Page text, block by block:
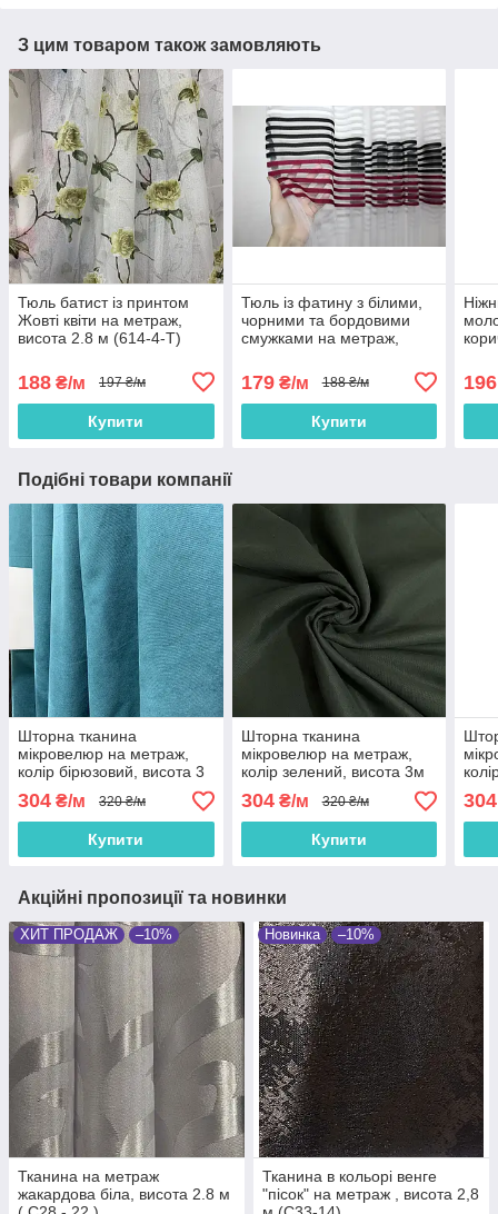
З цим товаром також замовляють
Тюль батист із принтом
Жовті квіти на метраж,
висота 2.8 м (614-4-T)
188 ₴/м 197 ₴/м
Купити
Тюль із фатину з білими,
чорними та бордовими
смужками на метраж,
BORDO)
179₴/м 188 ₴/м
Купити
196
Подібні товари компанії
Шторна тканина
мікровелюр на метраж,
колір бірюзовий, висота 3
м (Petek-100)
304 ₴/м 320 ₴/м
Купити
Шторна тканина
мікровелюр на метраж,
колір зелений, висота 3м
(Petek-589)
304₴/м 320 ₴/м
Купити
304
Акційні пропозиції та новинки
ХИТ ПРОДАЖ –10%
Тканина на метраж
жакардова біла, висота 2.8 м
Новинка –10%
Тканина в кольорі венге
"пісок" на метраж , висота 2,8